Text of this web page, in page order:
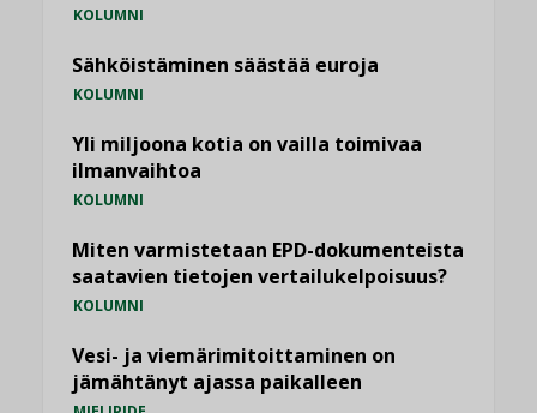
KOLUMNI
Sähköistäminen säästää euroja
KOLUMNI
Yli miljoona kotia on vailla toimivaa
ilmanvaihtoa
KOLUMNI
Miten varmistetaan EPD-dokumenteista
saatavien tietojen vertailukelpoisuus?
KOLUMNI
Vesi- ja viemärimitoittaminen on
jämähtänyt ajassa paikalleen